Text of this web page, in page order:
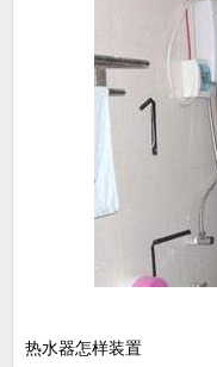
热水器怎样装置